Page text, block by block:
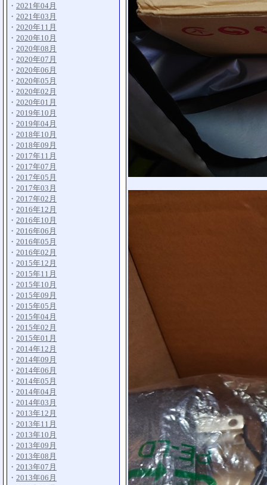
・ 2021年04月
・ 2021年03月
・ 2020年11月
・ 2020年10月
・ 2020年08月
・ 2020年07月
・ 2020年06月
・ 2020年05月
・ 2020年02月
・ 2020年01月
・ 2019年10月
・ 2019年04月
・ 2018年10月
・ 2018年09月
・ 2017年11月
・ 2017年07月
・ 2017年05月
・ 2017年03月
・ 2017年02月
・ 2016年12月
・ 2016年10月
・ 2016年06月
・ 2016年05月
・ 2016年02月
・ 2015年12月
・ 2015年11月
・ 2015年10月
・ 2015年09月
・ 2015年05月
・ 2015年04月
・ 2015年02月
・ 2015年01月
・ 2014年12月
・ 2014年09月
・ 2014年06月
・ 2014年05月
・ 2014年04月
・ 2014年03月
・ 2013年12月
・ 2013年11月
・ 2013年10月
・ 2013年09月
・ 2013年08月
・ 2013年07月
・ 2013年06月